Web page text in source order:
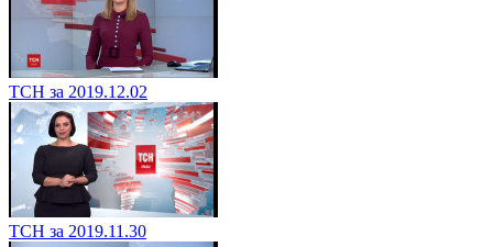
ТСН за 2019.12.02
ТСН за 2019.11.30